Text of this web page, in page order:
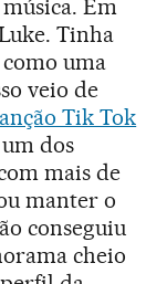
Em
Tinha
uma
veio de
Tik Tok
dos
mais de
manter o
conseguiu
cheio